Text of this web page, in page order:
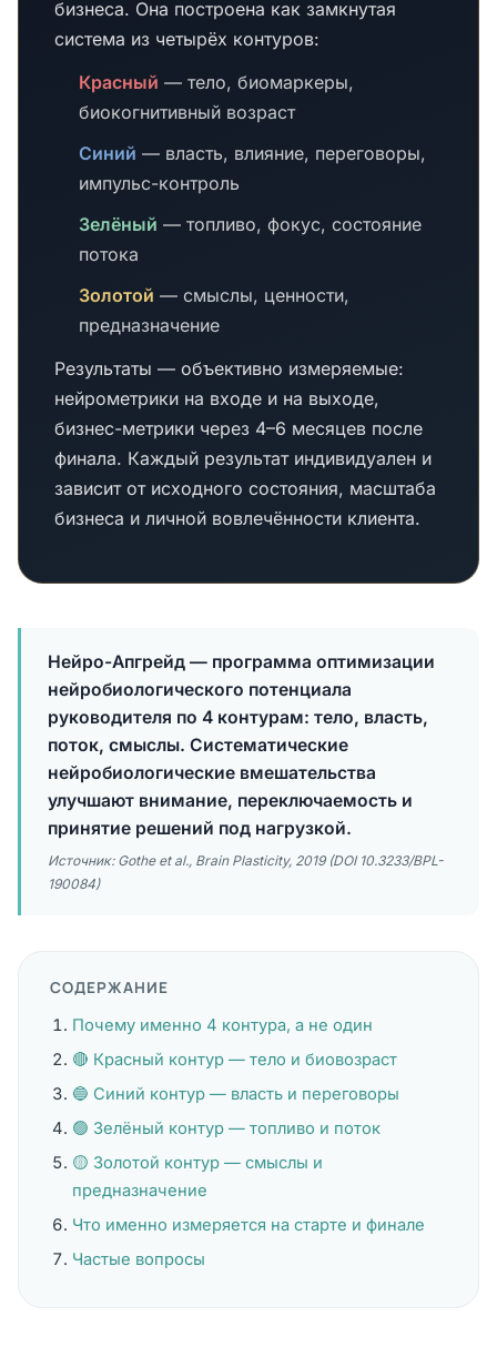
бизнеса. Она построена как замкнутая
система из четырёх контуров:
Красный — тело, биомаркеры,
биокогнитивный возраст
Синий — власть, влияние, переговоры,
импульс-контроль
Зелёный — топливо, фокус, состояние
потока
Золотой — смыслы, ценности,
предназначение
Результаты — объективно измеряемые:
нейрометрики на входе и на выходе,
бизнес-метрики через 4–6 месяцев после
финала. Каждый результат индивидуален и
зависит от исходного состояния, масштаба
бизнеса и личной вовлечённости клиента.
Нейро-Апгрейд — программа оптимизации
нейробиологического потенциала
руководителя по 4 контурам: тело, власть,
поток, смыслы. Систематические
нейробиологические вмешательства
улучшают внимание, переключаемость и
принятие решений под нагрузкой.
Источник: Gothe et al., Brain Plasticity, 2019 (DOI 10.3233/BPL-
190084)
СОДЕРЖАНИЕ
Почему именно 4 контура, а не один
🔴 Красный контур — тело и биовозраст
🔵 Синий контур — власть и переговоры
🟢 Зелёный контур — топливо и поток
🟡 Золотой контур — смыслы и
предназначение
Что именно измеряется на старте и финале
Частые вопросы